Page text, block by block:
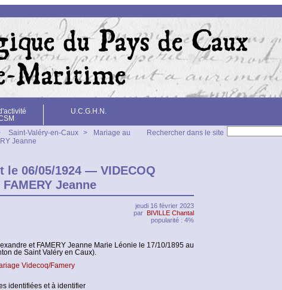
U.C.G.H.N.
Rechercher dans le site
Saint-Valéry-en-Caux >
Mariage au
Jeanne
le 06/05/1924 — VIDECOQ
Jeanne
jeudi 16 février 2023
par BIVILLE Chantal
popularité : 4%
et FAMERY Jeanne Marie Léonie le 17/10/1895 au
de Saint Valéry en Caux).
identifiées et à identifier